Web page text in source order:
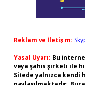
Reklam ve İletişim:
Yasal Uyarı: Bu
veya şahıs şirketi ile
Sitede yalnızca kendi